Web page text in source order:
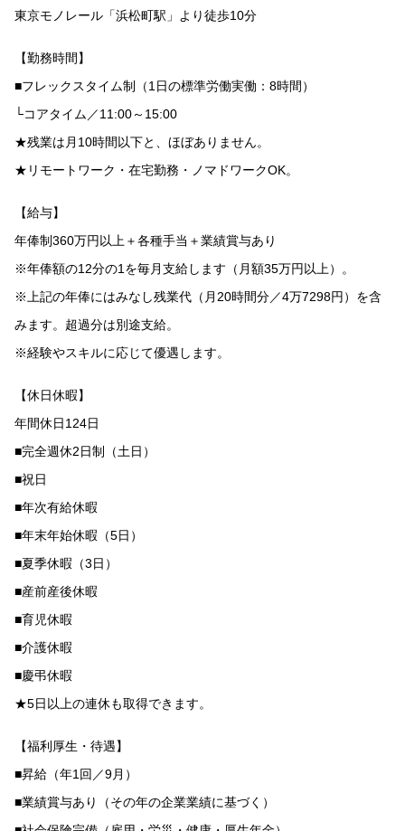
東京モノレール「浜松町駅」より徒歩10分
【勤務時間】
■フレックスタイム制（1日の標準労働実働：8時間）
└コアタイム／11:00～15:00
★残業は月10時間以下と、ほぼありません。
★リモートワーク・在宅勤務・ノマドワークOK。
【給与】
年俸制360万円以上＋各種手当＋業績賞与あり
※年俸額の12分の1を毎月支給します（月額35万円以上）。
※上記の年俸にはみなし残業代（月20時間分／4万7298円）を含
みます。超過分は別途支給。
※経験やスキルに応じて優遇します。
【休日休暇】
年間休日124日
■完全週休2日制（土日）
■祝日
■年次有給休暇
■年末年始休暇（5日）
■夏季休暇（3日）
■産前産後休暇
■育児休暇
■介護休暇
■慶弔休暇
★5日以上の連休も取得できます。
【福利厚生・待遇】
■昇給（年1回／9月）
■業績賞与あり（その年の企業業績に基づく）